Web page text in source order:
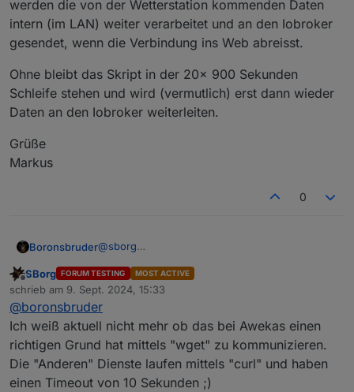
werden die von der Wetterstation kommenden Daten
intern (im LAN) weiter verarbeitet und an den Iobroker
gesendet, wenn die Verbindung ins Web abreisst.
Ohne bleibt das Skript in der 20x 900 Sekunden
Schleife stehen und wird (vermutlich) erst dann wieder
Daten an den Iobroker weiterleiten.
Grüße
Markus
0
Boronsbruder@sborg
Mit folgender Änderung
werden die von der Wetterstation kommenden
Daten intern (im LAN) weiter verarbeitet und an
den Iobroker gesendet, wenn die Verbindung
ins Web abreisst.
Ohne bleibt das Skript in der 20x 900 Sekunden
Schleife stehen und wird (vermutlich) erst dann
wieder Daten an den Iobroker weiterleiten.
Grüße
Markus
Offline
SBorg FORUM TESTING MOST ACTIVE
schrieb am 9. Sept. 2024, 15:33
zuletzt editiert von
@boronsbruder
Ich weiß aktuell nicht mehr ob das bei Awekas einen
richtigen Grund hat mittels "wget" zu kommunizieren.
Die "Anderen" Dienste laufen mittels "curl" und haben
einen Timeout von 10 Sekunden ;)